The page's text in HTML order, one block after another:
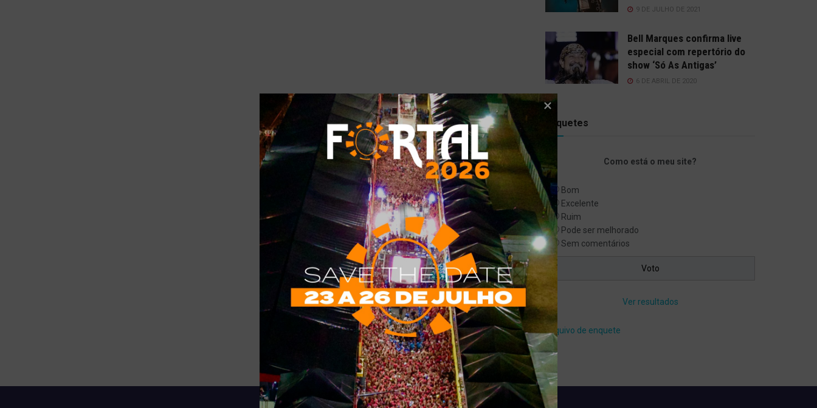
9 DE JULHO DE 2021
Bell Marques confirma live
especial com repertório do
show ‘Só As Antigas’
6 DE ABRIL DE 2020
Enquetes
Como está o meu site?
Bom
Excelente
Ruim
Pode ser melhorado
Sem comentários
Ver resultados
Arquivo de enquete